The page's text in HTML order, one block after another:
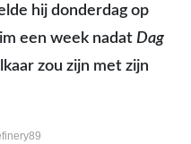
hij donderdag op
een week nadat Dag
zou zijn met zijn